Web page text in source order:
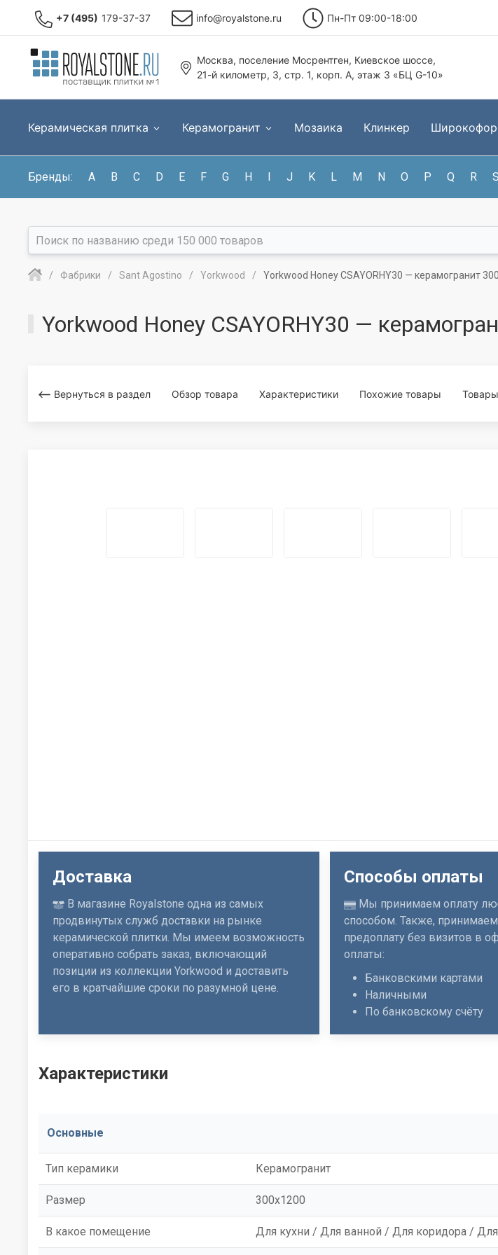
+7 (495) 179-37-37 info@royalstone.ru Пн-Пт 09:00-18:00
Москва, поселение Мосрентген, Киевское шоссе,
21-й километр, 3, стр. 1, корп. А, этаж 3 «БЦ G-10»
Керамическая плитка Керамогранит Мозаика Клинкер
Бренды: A B C D E F G H I J K L M N O P Q R S
Фабрики Sant Agostino Yorkwood Yorkwood Honey CSAYORHY30 — керамогранит
Yorkwood Honey CSAYORHY30 —
Вернуться в раздел Обзор товара Характеристики Похожие товары
Доставка
В магазине Royalstone одна из самых
продвинутых служб доставки на рынке
керамической плитки. Мы имеем возможность
оперативно собрать заказ, включающий
позиции из коллекции Yorkwood и доставить
его в кратчайшие сроки по разумной цене.
Способы оплаты
Мы принимаем оплату
способом. Также,
предоплату без визитов в
оплаты:
Банковскими картами
Наличными
По банковскому счёту
Характеристики
Основные
Тип керамики Керамогранит
Размер 300x1200
В какое помещение Для кухни / Для ванной / Для коридора /